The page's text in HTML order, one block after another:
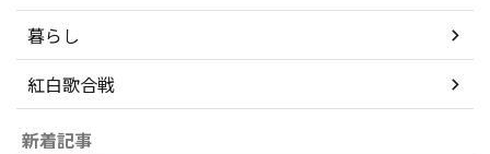
暮らし
紅白歌合戦
新着記事